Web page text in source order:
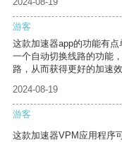
游客
这款加速器app的功能有
一个自动切换线路的功能
路，从而获得更好的加速效
2024-08-19
游客
这款加速器VPM应用程序